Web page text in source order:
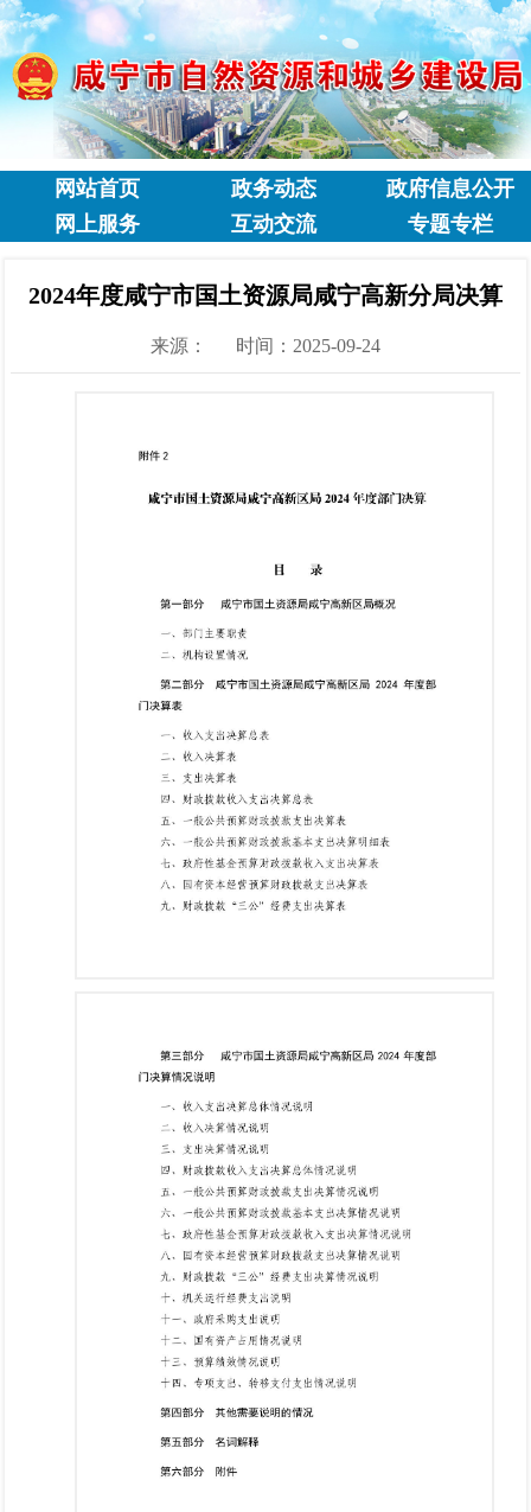
网站首页 政务动态
政府信息公开
网上服务
互动交流 专题专栏
2024年度咸宁市国土资源局咸宁高新分局决算
来源： 时间：2025-09-24